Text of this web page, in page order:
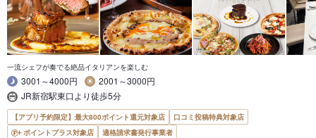
一流シェフが奏でる絶品イタリアンを楽しむ
3001～4000円
2001～3000円
JR新宿駅東口より徒歩5分
【アプリ予約限定】最大800ポイント還元対象店
口コミ投稿特典対象店
ポイントプラス対象店
適格請求書発行事業者